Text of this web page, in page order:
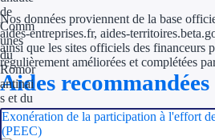
Nos données proviennent de la base
aides-entreprises.fr, aides-
ainsi que les sites officiels des financeurs
régulièrement améliorées et complétées
Aides recommandées
Exonération de la participation à l'effort
(PEEC)